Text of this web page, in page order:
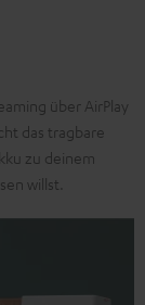
über AirPlay
das tragbare
zu deinem
willst.